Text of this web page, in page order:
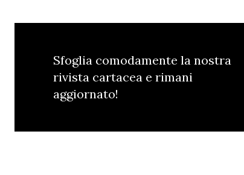
Sfoglia comodamente la nostra
rivista cartacea e rimani
aggiornato!